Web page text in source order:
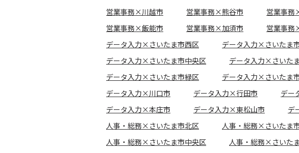
営業事務×川越市
営業事務×熊谷市 営業事務
営業事務×飯能市
営業事務×加須市 営業事務
データ入力×さいたま市西区
データ入力×さいたま
データ入力×さいたま市中央区
データ入力×さいた
データ入力×さいたま市緑区
データ入力×さいたま
データ入力×川口市
データ入力×行田市 デー
データ入力×本庄市
データ入力×東松山市 デ
人事・総務×さいたま市北区
人事・総務×さいたま
人事・総務×さいたま市中央区
人事・総務×さいた